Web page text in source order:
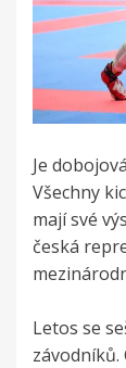
Je
Všechny
mají své
česká
Letos se
závodníků.